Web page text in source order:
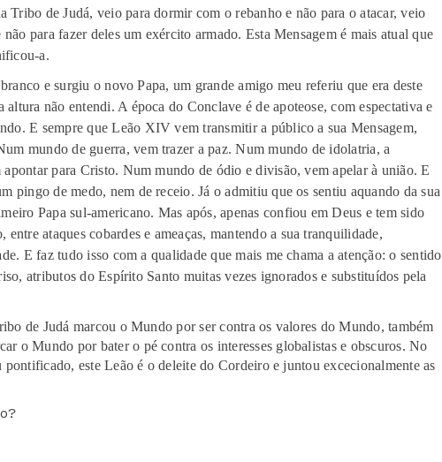
Tribo de Judá, veio para dormir com o rebanho e não para o atacar, veio
não para fazer deles um exército armado. Esta Mensagem é mais atual que
a.
e surgiu o novo Papa, um grande amigo meu referiu que era deste
altura não entendi. A época do Conclave é de apoteose, com espectativa e
E sempre que Leão XIV vem transmitir a público a sua Mensagem,
mundo de guerra, vem trazer a paz. Num mundo de idolatria, a
apontar para Cristo. Num mundo de ódio e divisão, vem apelar à união. E
pingo de medo, nem de receio. Já o admitiu que os sentiu aquando da sua
Papa sul-americano. Mas após, apenas confiou em Deus e tem sido
entre ataques cobardes e ameaças, mantendo a sua tranquilidade,
E faz tudo isso com a qualidade que mais me chama a atenção: o sentido
atributos do Espírito Santo muitas vezes ignorados e substituídos pela
Judá marcou o Mundo por ser contra os valores do Mundo, também
o Mundo por bater o pé contra os interesses globalistas e obscuros. No
este Leão é o deleite do Cordeiro e juntou excecionalmente as